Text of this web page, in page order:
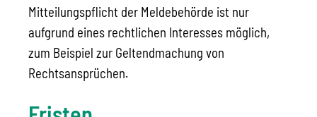
Mitteilungspflicht der Meldebehörde ist nur
aufgrund eines rechtlichen Interesses möglich,
zum Beispiel zur Geltendmachung von
Rechtsansprüchen.